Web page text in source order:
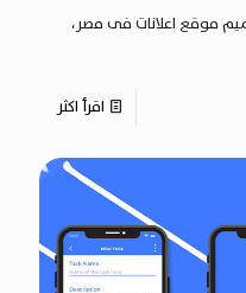
موقع اعلانات فى مصر،
اقرأ اكثر